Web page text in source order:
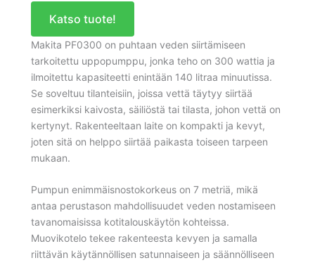
Katso tuote!
Makita PF0300 on puhtaan veden siirtämiseen
tarkoitettu uppopumppu, jonka teho on 300 wattia ja
ilmoitettu kapasiteetti enintään 140 litraa minuutissa.
Se soveltuu tilanteisiin, joissa vettä täytyy siirtää
esimerkiksi kaivosta, säiliöstä tai tilasta, johon vettä on
kertynyt. Rakenteeltaan laite on kompakti ja kevyt,
joten sitä on helppo siirtää paikasta toiseen tarpeen
mukaan.
Pumpun enimmäisnostokorkeus on 7 metriä, mikä
antaa perustason mahdollisuudet veden nostamiseen
tavanomaisissa kotitalouskäytön kohteissa.
Muovikotelo tekee rakenteesta kevyen ja samalla
riittävän käytännöllisen satunnaiseen ja säännölliseen